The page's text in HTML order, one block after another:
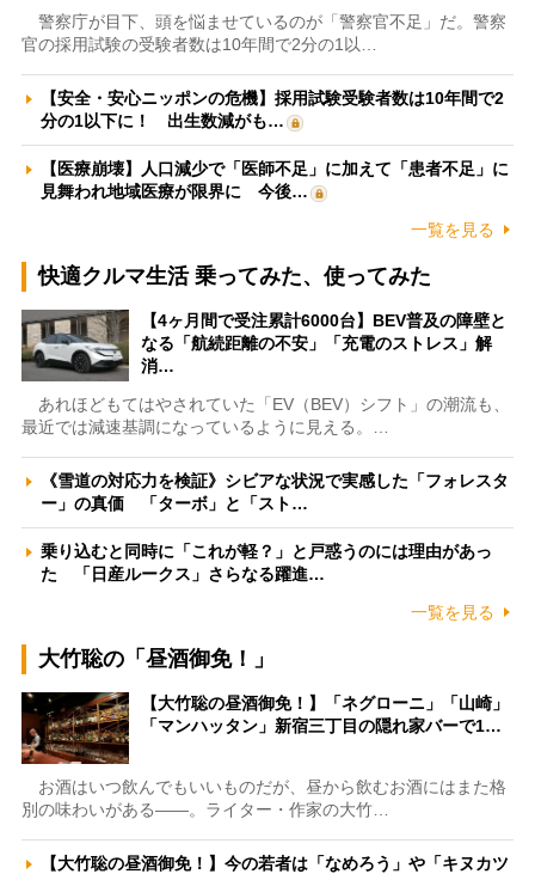
警察庁が目下、頭を悩ませているのが「警察官不足」だ。警察
官の採用試験の受験者数は10年間で2分の1以…
【安全・安心ニッポンの危機】採用試験受験者数は10年間で2
分の1以下に！ 出生数減がも…
【医療崩壊】人口減少で「医師不足」に加えて「患者不足」に
見舞われ地域医療が限界に 今後…
一覧を見る
快適クルマ生活 乗ってみた、使ってみた
【4ヶ月間で受注累計6000台】BEV普及の障壁と
なる「航続距離の不安」「充電のストレス」解
消…
あれほどもてはやされていた「EV（BEV）シフト」の潮流も、
最近では減速基調になっているように見える。…
《雪道の対応力を検証》シビアな状況で実感した「フォレスタ
ー」の真価 「ターボ」と「スト…
乗り込むと同時に「これが軽？」と戸惑うのには理由があっ
た 「日産ルークス」さらなる躍進…
一覧を見る
大竹聡の「昼酒御免！」
【大竹聡の昼酒御免！】「ネグローニ」「山崎」
「マンハッタン」新宿三丁目の隠れ家バーで1…
お酒はいつ飲んでもいいものだが、昼から飲むお酒にはまた格
別の味わいがある――。ライター・作家の大竹…
【大竹聡の昼酒御免！】今の若者は「なめろう」や「キヌカツ